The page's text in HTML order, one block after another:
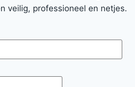
veilig, professioneel en netjes.